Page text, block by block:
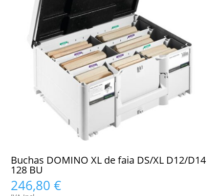
Buchas DOMINO XL de faia DS/XL D12/D14
128 BU
246,80€